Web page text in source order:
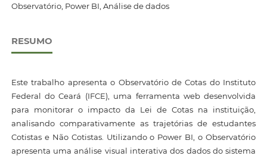
Observatório, Power BI, Análise de dados
RESUMO
Este trabalho apresenta o Observatório de Cotas do Instituto
Federal do Ceará (IFCE), uma ferramenta web desenvolvida
para monitorar o impacto da Lei de Cotas na instituição,
analisando comparativamente as trajetórias de estudantes
Cotistas e Não Cotistas. Utilizando o Power BI, o Observatório
apresenta uma análise visual interativa dos dados do sistema